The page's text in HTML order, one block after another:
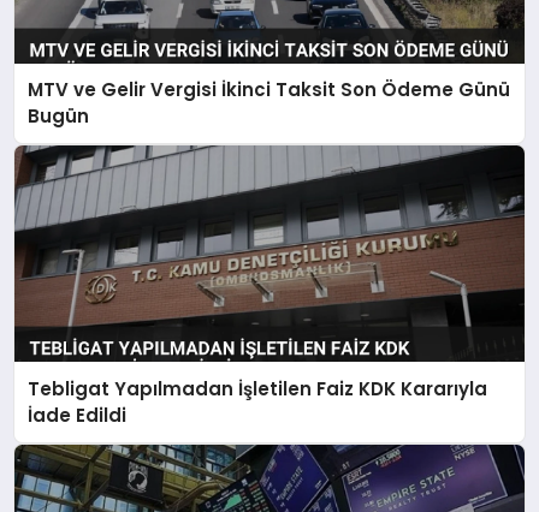
MTV ve Gelir Vergisi İkinci Taksit Son Ödeme Günü
Bugün
Tebligat Yapılmadan İşletilen Faiz KDK Kararıyla
İade Edildi